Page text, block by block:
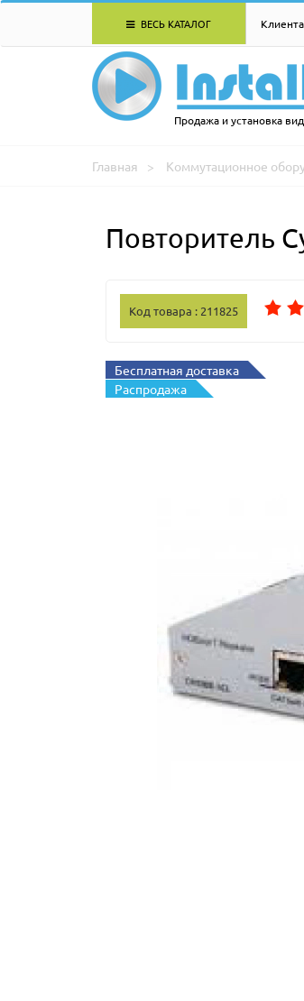
ВЕСЬ КАТАЛОГ
Продажа и установка
Главная Коммутационное
Повторитель
Код товара : 211825
Бесплатная доставка
Распродажа